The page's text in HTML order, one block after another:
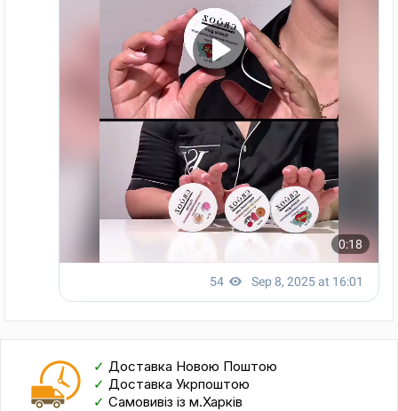
✓ Доставка Новою Поштою
✓ Доставка Укрпоштою
✓ Самовивіз із м.Харків